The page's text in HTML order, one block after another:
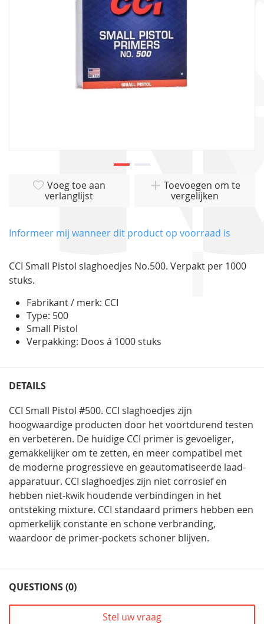
van
gallerij
Voeg toe aan
verlanglijst
Toevoegen om te
vergelijken
Informeer mij wanneer dit product op voorraad is
CCI Small Pistol slaghoedjes No.500. Verpakt per 1000
stuks.
Fabrikant / merk: CCI
Type: 500
Small Pistol
Verpakking: Doos á 1000 stuks
DETAILS
CCI Small Pistol #500. CCI slaghoedjes zijn
hoogwaardige producten door het voortdurend testen
en verbeteren. De huidige CCI primer is gevoeliger,
gemakkelijker om te zetten, en meer compatibel met
de moderne progressieve en geautomatiseerde laad-
apparatuur. CCI slaghoedjes zijn niet corrosief en
hebben niet-kwik houdende verbindingen in het
ontsteking mixture. CCI standaard primers hebben een
opmerkelijk constante en schone verbranding,
waardoor de primer-pockets schoner blijven.
QUESTIONS (0)
Stel uw vraag